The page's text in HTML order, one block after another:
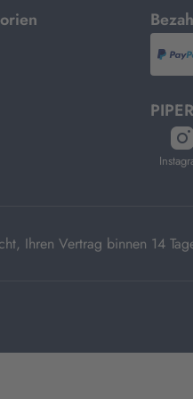
mit
in
Ihren Vertrag binnen 14